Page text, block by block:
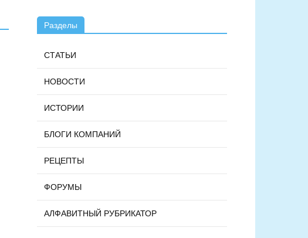
Разделы
СТАТЬИ
НОВОСТИ
ИСТОРИИ
БЛОГИ КОМПАНИЙ
РЕЦЕПТЫ
ФОРУМЫ
АЛФАВИТНЫЙ РУБРИКАТОР